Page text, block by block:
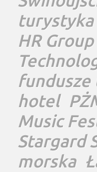
turystyka
HR Group
fundusze
hotel
Music
Stargard
morska